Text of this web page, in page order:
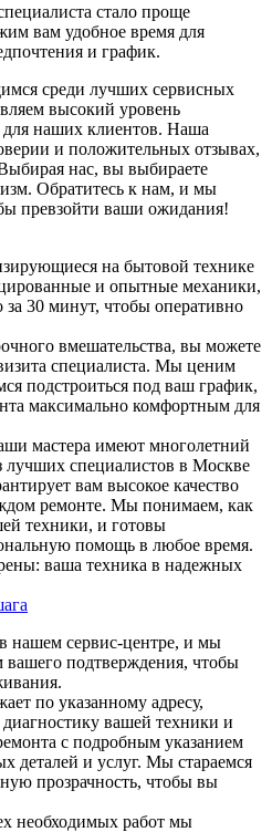
стало проще
вам удобное время для
и график.
среди лучших сервисных
высокий уровень
наших клиентов. Наша
и положительных отзывах,
нас, вы выбираете
Обратитесь к нам, и мы
превзойти ваши ожидания!
на бытовой технике
и опытные механики,
за 30 минут, чтобы оперативно
вмешательства, вы можете
специалиста. Мы ценим
подстроиться под ваш график,
максимально комфортным для
мастера имеют многолетний
специалистов в Москве
вам высокое качество
ремонте. Мы понимаем, как
техники, и готовы
помощь в любое время.
ваша техника в надежных
в нашем сервис-центре, и мы
вашего подтверждения, чтобы
по указанному адресу,
вашей техники и
с подробным указанием
деталей и услуг. Мы стараемся
прозрачность, чтобы вы
необходимых работ мы